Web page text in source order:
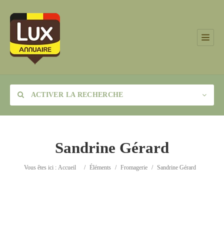
ACTIVER LA RECHERCHE
Catégorie
Sandrine Gérard
Vous êtes ici : Accueil / Éléments / Fromagerie / Sandrine Gérard